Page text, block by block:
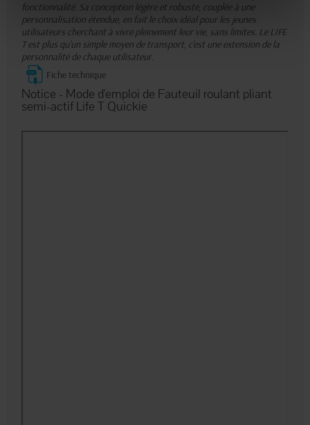
fonctionnalité. Sa conception légère et robuste, couplée à une
personnalisation étendue, en fait le choix idéal pour les jeunes
utilisateurs cherchant à vivre pleinement leur vie, sans limites. Le LIFE
T est plus qu'un simple moyen de transport, c'est une extension de la
personnalité de chaque utilisateur.
Fiche technique
Notice - Mode d'emploi de Fauteuil roulant pliant
semi-actif Life T Quickie